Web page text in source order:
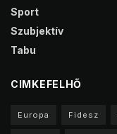
Sport
Szubjektív
Tabu
CIMKEFELHŐ
Europa Fidesz